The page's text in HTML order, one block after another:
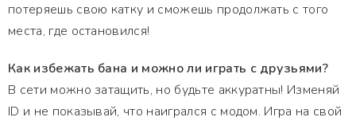
потеряешь свою катку и сможешь продолжать с того
места, где остановился!
Как избежать бана и можно ли играть с друзьями?
В сети можно затащить, но будьте аккуратны! Изменяй
ID и не показывай, что наигрался с модом. Игра на свой